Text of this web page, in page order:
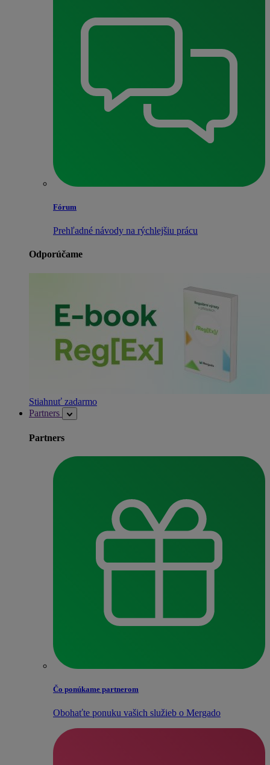
Fórum
Prehľadné návody na rýchlejšiu prácu
Odporúčame
Stiahnuť zadarmo
Partners
Partners
Čo ponúkame partnerom
Obohaťte ponuku vašich služieb o Mergado